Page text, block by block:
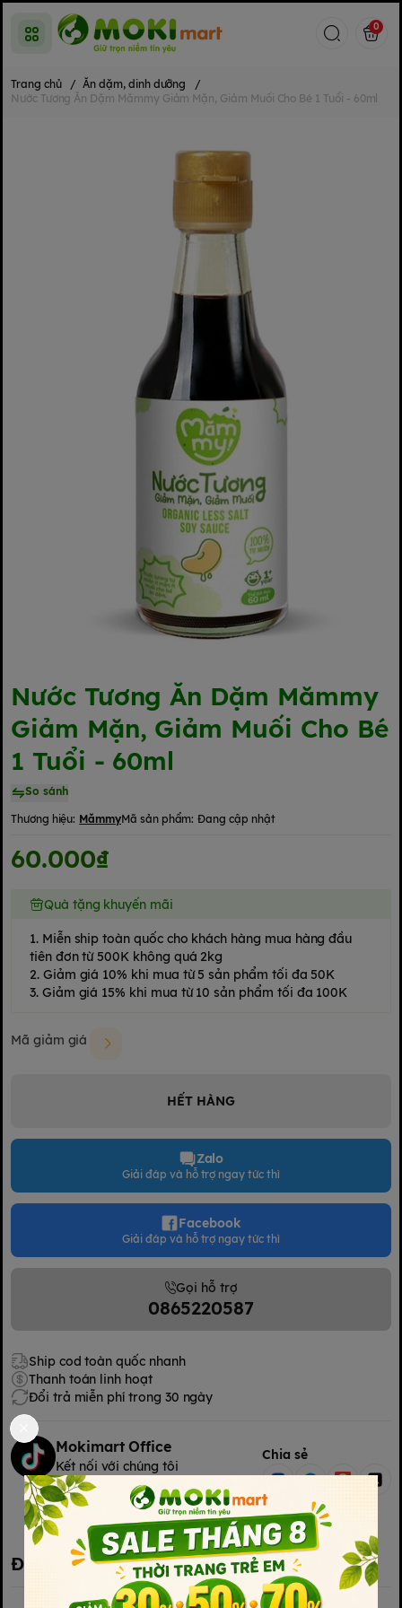
0
Trang chủ / Ăn dặm, dinh dưỡng
/
Nước Tương Ăn Dặm Mămmy Giảm Mặn, Giảm Muối Cho Bé 1 Tuổi - 60ml
Nước Tương Ăn Dặm Mămmy
Giảm Mặn, Giảm Muối Cho Bé
1 Tuổi - 60ml
So sánh
Thương hiệu: MămmyMã sản phẩm: Đang cập nhật
60.000₫
Quà tặng khuyến mãi
1. Miễn ship toàn quốc cho khách hàng mua hàng đầu
tiên đơn từ 500K không quá 2kg
2. Giảm giá 10% khi mua từ 5 sản phẩm tối đa 50K
3. Giảm giá 15% khi mua từ 10 sản phẩm tối đa 100K
Mã giảm giá
HẾT HÀNG
Zalo
Giải đáp và hỗ trợ ngay tức thì
Facebook
Giải đáp và hỗ trợ ngay tức thì
Gọi hỗ trợ
0865220587
Ship cod toàn quốc nhanh
Thanh toán linh hoạt
Đổi trả miễn phí trong 30 ngày
Mokimart Office
Kết nối với chúng tôi
Kết nối với chúng tôi
Chia sẻ
Đặc điểm nổi bật